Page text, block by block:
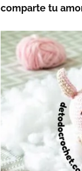
comparte tu